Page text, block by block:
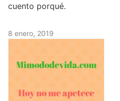
cuento porqué.
8 enero, 2019